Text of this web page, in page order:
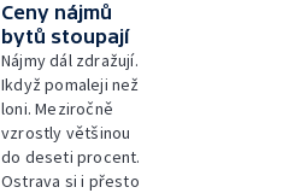
Ceny nájmů
bytů stoupají
Nájmy dál zdražují.
Ikdyž pomaleji než
loni. Meziročně
vzrostly většinou
do deseti procent.
Ostrava si i přesto